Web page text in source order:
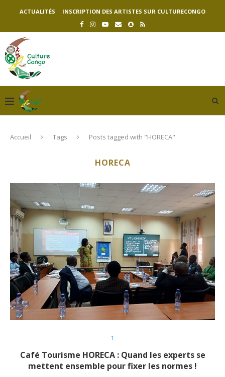
ACTUALITÉS INSCRIPTION DES ARTISTES SUR CULTURECONGO
Accueil Tags Posts tagged with "HORECA"
HORECA
1
Café Tourisme HORECA : Quand les experts se
mettent ensemble pour fixer les normes !